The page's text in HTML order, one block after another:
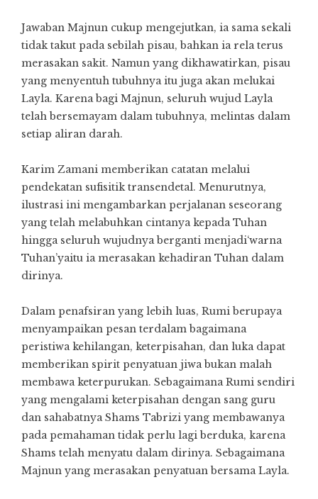
Jawaban Majnun cukup mengejutkan, ia sama sekali
tidak takut pada sebilah pisau, bahkan ia rela terus
merasakan sakit. Namun yang dikhawatirkan, pisau
yang menyentuh tubuhnya itu juga akan melukai
Layla. Karena bagi Majnun, seluruh wujud Layla
telah bersemayam dalam tubuhnya, melintas dalam
setiap aliran darah.
Karim Zamani memberikan catatan melalui
pendekatan sufisitik transendetal. Menurutnya,
ilustrasi ini mengambarkan perjalanan seseorang
yang telah melabuhkan cintanya kepada Tuhan
hingga seluruh wujudnya berganti menjadi‘warna
Tuhan’yaitu ia merasakan kehadiran Tuhan dalam
dirinya.
Dalam penafsiran yang lebih luas, Rumi berupaya
menyampaikan pesan terdalam bagaimana
peristiwa kehilangan, keterpisahan, dan luka dapat
memberikan spirit penyatuan jiwa bukan malah
membawa keterpurukan. Sebagaimana Rumi sendiri
yang mengalami keterpisahan dengan sang guru
dan sahabatnya Shams Tabrizi yang membawanya
pada pemahaman tidak perlu lagi berduka, karena
Shams telah menyatu dalam dirinya. Sebagaimana
Majnun yang merasakan penyatuan bersama Layla.